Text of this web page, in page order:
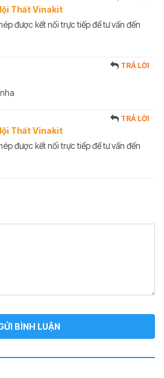
Thất Vinakit
được kết nối trực tiếp để tư vấn đến
TRẢ LỜI
Thất Vinakit
TRẢ LỜI
được kết nối trực tiếp để tư vấn đến